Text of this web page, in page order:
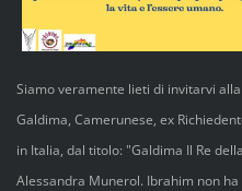
Siamo veramente lieti di invitarvi
Galdima, Camerunese, ex
in Italia, dal titolo: "Galdima Il Re
Alessandra Munerol. Ibrahim non